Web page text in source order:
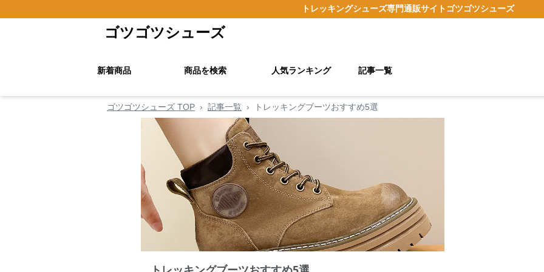
トレッキングシューズ専門通販サイト ゴツゴツシューズ
ゴツゴツシューズ
新着商品 商品を検索 人気ランキング 記事一覧
ゴツゴツシューズ TOP › 記事一覧 › トレッキングブーツおすすめ5選